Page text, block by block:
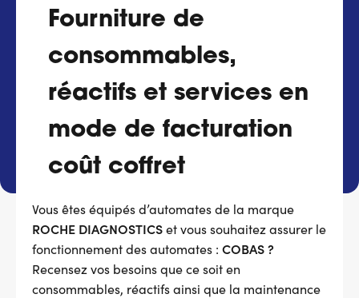
compte
l'utilisateur
Programmes d'action
Marchés
Actualités & évènements
Services adhérents
Fournisseurs
Fourniture de
consommables,
réactifs et services en
mode de facturation
coût coffret
Vous êtes équipés d’automates de la marque
ROCHE DIAGNOSTICSet vous souhaitez assurer le
fonctionnement des automates : COBAS ?
Recensez vos besoins que ce soit en
consommables, réactifs ainsi que la maintenance